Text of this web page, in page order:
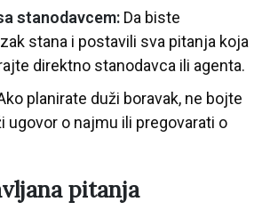
stanodavcem: Da biste
stana i postavili sva pitanja koja
direktno stanodavca ili agenta.
planirate duži boravak, ne bojte
ugovor o najmu ili pregovarati o
pitanja